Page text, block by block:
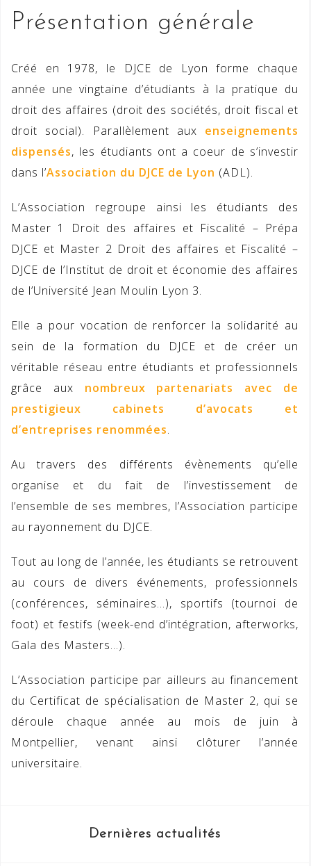
Présentation générale
Créé en 1978, le DJCE de Lyon forme chaque
année une vingtaine d’étudiants à la pratique du
droit des affaires (droit des sociétés, droit fiscal et
droit social). Parallèlement aux enseignements
dispensés, les étudiants ont a coeur de s’investir
dans l’Association du DJCE de Lyon (ADL).
L’Association regroupe ainsi les étudiants des
Master 1 Droit des affaires et Fiscalité – Prépa
DJCE et Master 2 Droit des affaires et Fiscalité –
DJCE de l’Institut de droit et économie des affaires
de l’Université Jean Moulin Lyon 3.
Elle a pour vocation de renforcer la solidarité au
sein de la formation du DJCE et de créer un
véritable réseau entre étudiants et professionnels
grâce aux nombreux partenariats avec de
prestigieux cabinets d’avocats et
d’entreprises renommées.
Au travers des différents évènements qu’elle
organise et du fait de l’investissement de
l’ensemble de ses membres, l’Association participe
au rayonnement du DJCE.
Tout au long de l’année, les étudiants se retrouvent
au cours de divers événements, professionnels
(conférences, séminaires…), sportifs (tournoi de
foot) et festifs (week-end d’intégration, afterworks,
Gala des Masters…).
L’Association participe par ailleurs au financement
du Certificat de spécialisation de Master 2, qui se
déroule chaque année au mois de juin à
Montpellier, venant ainsi clôturer l’année
universitaire.
Dernières actualités